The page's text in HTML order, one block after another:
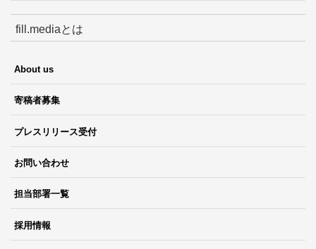
fill.mediaとは
About us
寄稿者募集
プレスリリース受付
お問い合わせ
担当部署一覧
採用情報